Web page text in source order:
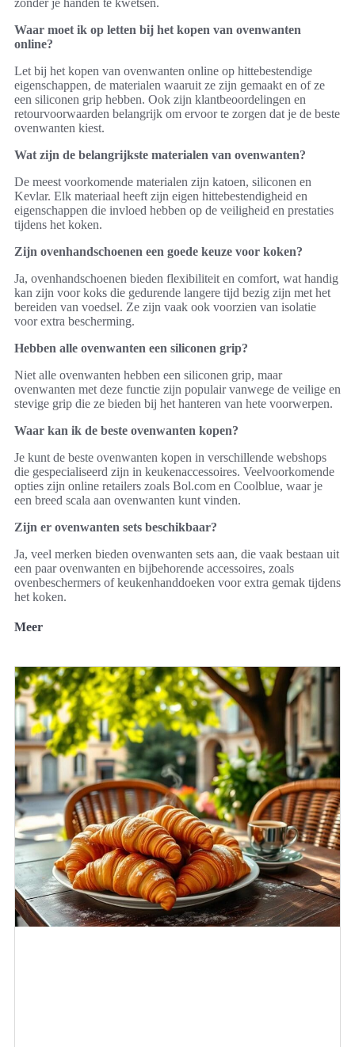
zonder je handen te kwetsen.
Waar moet ik op letten bij het kopen van ovenwanten
online?
Let bij het kopen van ovenwanten online op hittebestendige
eigenschappen, de materialen waaruit ze zijn gemaakt en of ze
een siliconen grip hebben. Ook zijn klantbeoordelingen en
retourvoorwaarden belangrijk om ervoor te zorgen dat je de beste
ovenwanten kiest.
Wat zijn de belangrijkste materialen van ovenwanten?
De meest voorkomende materialen zijn katoen, siliconen en
Kevlar. Elk materiaal heeft zijn eigen hittebestendigheid en
eigenschappen die invloed hebben op de veiligheid en prestaties
tijdens het koken.
Zijn ovenhandschoenen een goede keuze voor koken?
Ja, ovenhandschoenen bieden flexibiliteit en comfort, wat handig
kan zijn voor koks die gedurende langere tijd bezig zijn met het
bereiden van voedsel. Ze zijn vaak ook voorzien van isolatie
voor extra bescherming.
Hebben alle ovenwanten een siliconen grip?
Niet alle ovenwanten hebben een siliconen grip, maar
ovenwanten met deze functie zijn populair vanwege de veilige en
stevige grip die ze bieden bij het hanteren van hete voorwerpen.
Waar kan ik de beste ovenwanten kopen?
Je kunt de beste ovenwanten kopen in verschillende webshops
die gespecialiseerd zijn in keukenaccessoires. Veelvoorkomende
opties zijn online retailers zoals Bol.com en Coolblue, waar je
een breed scala aan ovenwanten kunt vinden.
Zijn er ovenwanten sets beschikbaar?
Ja, veel merken bieden ovenwanten sets aan, die vaak bestaan uit
een paar ovenwanten en bijbehorende accessoires, zoals
ovenbeschermers of keukenhanddoeken voor extra gemak tijdens
het koken.
Meer